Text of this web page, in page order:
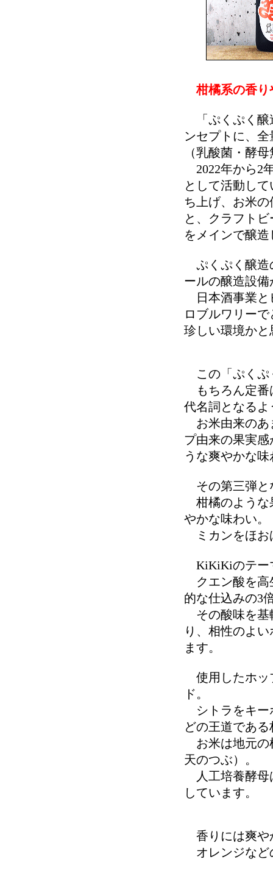
柑橘系の香り
「ぷくぷく醸
ンセプトに、
（乳酸菌・酵
2022年から2
として活動し
ち上げ、お米
と、クラフト
をメインで醸
ぷくぷく醸造
ールの醸造設
日本酒事業と
ロブルワリー
珍しい環境かと
この「ぷくぷ
もちろん定番
代名詞となる
お米由来のあ
プ由来の果実
うな爽やかな
その第三弾と
柑橘のような
やかな味わい。
ミカンをほお
KiKiKiのテー
クエン酸を高
的な仕込みの3
その酸味を基
り、相性のよ
ます。
使用したホッ
ド。
シトラをキー
どの王道であ
お米は地元の
天のつぶ）。
人工培養酵母
しています。
香りには爽や
オレンジなど